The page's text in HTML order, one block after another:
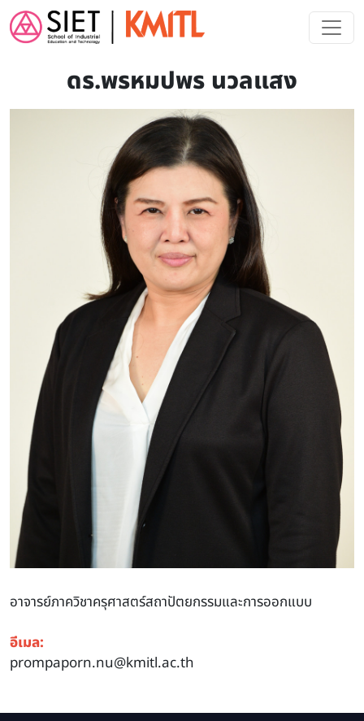
Skip to main content
ดร.พรหมปพร นวลแสง
อาจารย์ภาควิชาครุศาสตร์สถาปัตยกรรมและการออกแบบ
อีเมล:
prompaporn.nu@kmitl.ac.th